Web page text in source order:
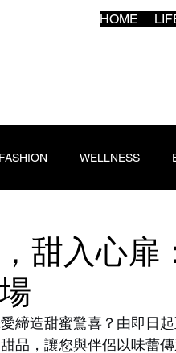
HOME
FASHION WELLNESS
甜入心扉
締造甜蜜驚喜？由即日
品，讓您與伴侶以味蕾傳